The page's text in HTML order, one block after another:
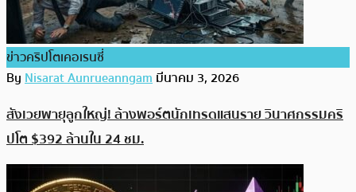
ข่าวคริปโตเคอเรนซี่
ByNisarat Aunrueanngamมีนาคม 3, 2026
สังเวยพายุลูกใหญ่! ล้างพอร์ตนักเทรดแสนราย วินาศกรรมคริ
ปโต $392 ล้านใน 24 ชม.